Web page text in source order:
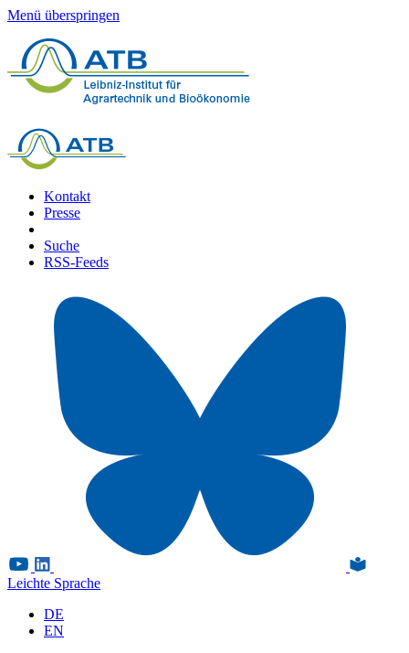
Menü überspringen
Kontakt
Presse
Suche
RSS-Feeds
Leichte Sprache
DE
EN